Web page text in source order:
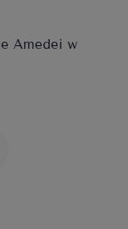
Amedei w